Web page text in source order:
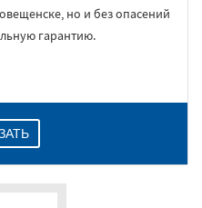
но и без опасений
гарантию.